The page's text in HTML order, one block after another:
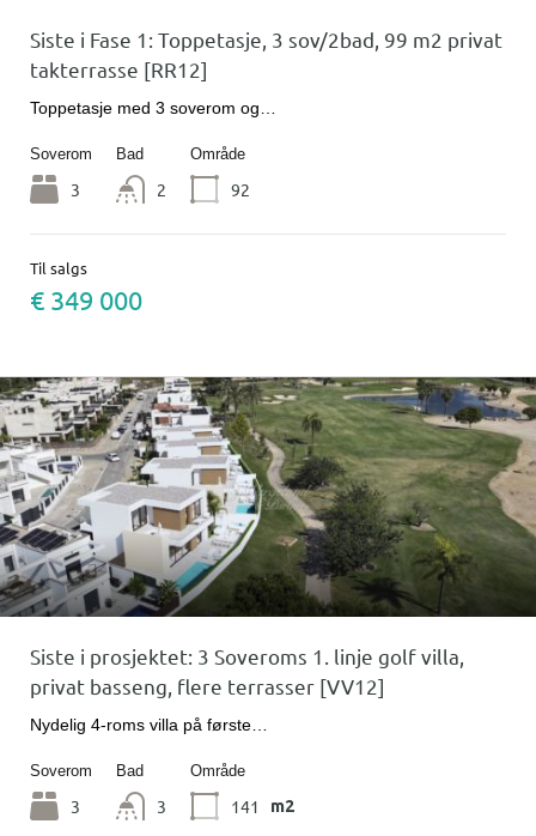
Siste i Fase 1: Toppetasje, 3 sov/2bad, 99 m2 privat
takterrasse [RR12]
Toppetasje med 3 soverom og…
Soverom
3
Bad
2
Område
92
Til salgs
€ 349 000
Siste i prosjektet: 3 Soveroms 1. linje golf villa,
privat basseng, flere terrasser [VV12]
Nydelig 4-roms villa på første…
Soverom
3
Bad
3
Område
141 m2